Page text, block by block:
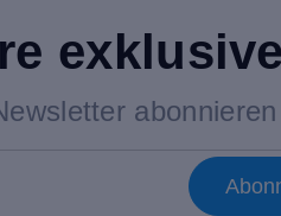
abonnieren